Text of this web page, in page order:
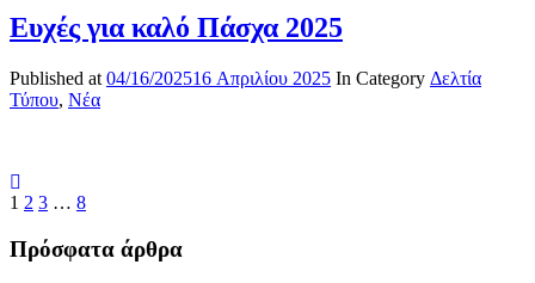
Ευχές για καλό Πάσχα 2025
Published at 04/16/202516 Απριλίου 2025 In Category Δελτία
Τύπου, Νέα
Post
navigation
1 2 3 … 8
Πρόσφατα άρθρα